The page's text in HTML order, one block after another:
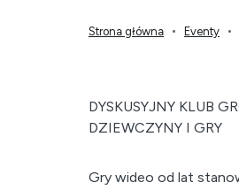
Strona główna Eventy
DYSKUSYJNY KLUB
DZIEWCZYNY I GRY
Gry wideo od lat